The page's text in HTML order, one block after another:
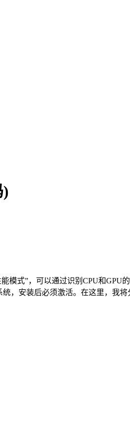
式”，可以通过识别CPU和GPU
，安装后必须激活。在这里，我